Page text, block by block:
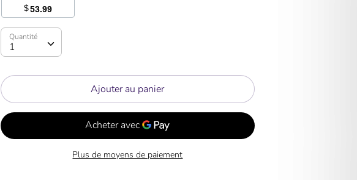
$53.99
Quantité
1
Quantité
Ajouter au panier
Plus de moyens de paiement